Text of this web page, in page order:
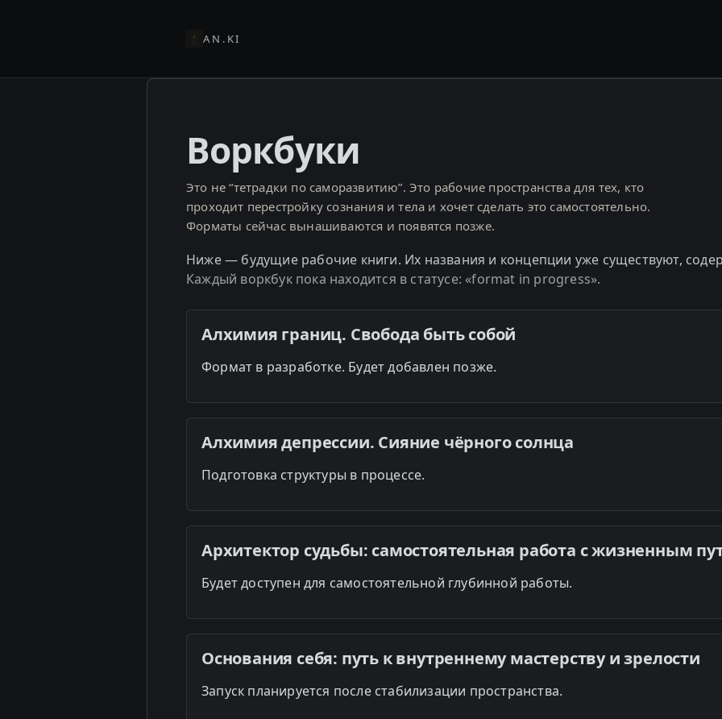
AN.KI
Воркбуки
Это не “тетрадки по саморазвитию”. Это рабочие пространства для тех, кто
проходит перестройку сознания и тела и хочет сделать это самостоятельно.
Форматы сейчас вынашиваются и появятся позже.
Ниже — будущие рабочие книги. Их названия и концепции уже существуют,
Каждый воркбук пока находится в статусе: «format in progress».
Алхимия границ. Свобода быть собой
Формат в разработке. Будет добавлен позже.
Алхимия депрессии. Сияние чёрного солнца
Подготовка структуры в процессе.
Архитектор судьбы: самостоятельная работа с жизненным
Будет доступен для самостоятельной глубинной работы.
Основания себя: путь к внутреннему мастерству и зрелости
Запуск планируется после стабилизации пространства.